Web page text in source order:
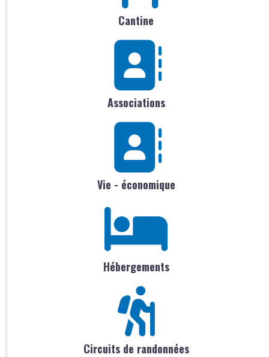
Cantine
Associations
Vie - économique
Hébergements
Circuits de randonnées